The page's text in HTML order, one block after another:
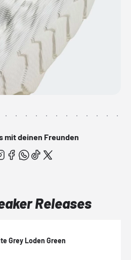
mit deinen Freunden
Releases
Grey Loden Green